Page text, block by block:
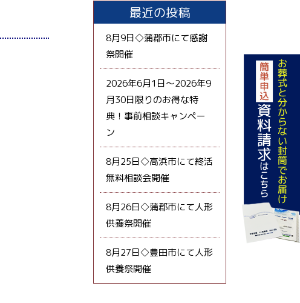
最近の投稿
8月9日◇蒲郡市にて感謝
祭開催
2026年6月1日～2026年9
月30日限りのお得な特
典！事前相談キャンペー
ン
8月25日◇高浜市にて終活
無料相談会開催
8月26日◇蒲郡市にて人形
供養祭開催
8月27日◇豊田市にて人形
供養祭開催